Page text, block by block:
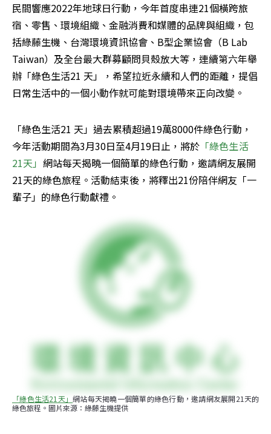
民間響應2022年地球日行動，今年首度串連21個橫跨旅
宿、零售、環境組織、金融消費和媒體的品牌與組織，包
括綠藤生機、台灣環境資訊協會、B型企業協會（B Lab
Taiwan）及全台最大群募顧問貝殼放大等，連續第六年舉
辦「綠色生活21 天」，希望拉近永續和人們的距離，提倡
日常生活中的一個小動作就可能對環境帶來正向改變。
「綠色生活21 天」過去累積超過19萬8000件綠色行動，
今年活動期間為3月30日至4月19日止，將於 「綠色生活
21天」 網站每天揭曉一個簡單的綠色行動，邀請網友展開
21天的綠色旅程。活動結束後，將釋出21份陪伴網友「一
輩子」的綠色行動獻禮。
「綠色生活21天」 網站每天揭曉一個簡單的綠色行動，邀請網友展開21天的
綠色旅程。圖片來源：綠藤生機提供